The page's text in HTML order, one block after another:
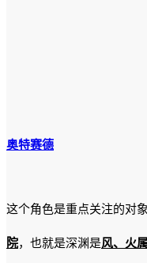
奥特赛德
这个角色是重点关注的对
院，也就是深渊是风、火